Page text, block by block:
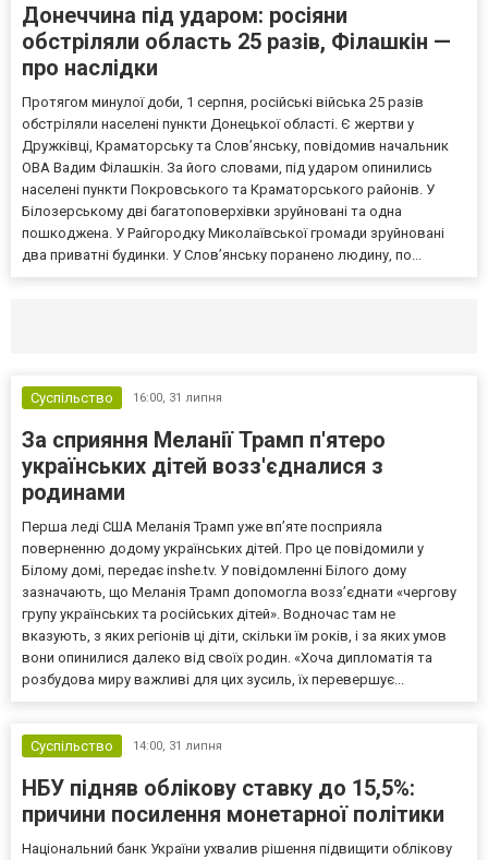
Донеччина під ударом: росіяни
обстріляли область 25 разів, Філашкін —
про наслідки
Протягом минулої доби, 1 серпня, російські війська 25 разів
обстріляли населені пункти Донецької області. Є жертви у
Дружківці, Краматорську та Слов’янську, повідомив начальник
ОВА Вадим Філашкін. За його словами, під ударом опинились
населені пункти Покровського та Краматорського районів. У
Білозерському дві багатоповерхівки зруйновані та одна
пошкоджена. У Райгородку Миколаївської громади зруйновані
два приватні будинки. У Слов’янську поранено людину, по...
Суспільство 16:00, 31 липня
За сприяння Меланії Трамп п'ятеро
українських дітей возз'єдналися з
родинами
Перша леді США Меланія Трамп уже впʼяте посприяла
поверненню додому українських дітей. Про це повідомили у
Білому домі, передає inshe.tv. У повідомленні Білого дому
зазначають, що Меланія Трамп допомогла возз’єднати «чергову
групу українських та російських дітей». Водночас там не
вказують, з яких регіонів ці діти, скільки їм років, і за яких умов
вони опинилися далеко від своїх родин. «Хоча дипломатія та
розбудова миру важливі для цих зусиль, їх перевершує...
Суспільство 14:00, 31 липня
НБУ підняв облікову ставку до 15,5%:
причини посилення монетарної політики
Національний банк України ухвалив рішення підвищити облікову